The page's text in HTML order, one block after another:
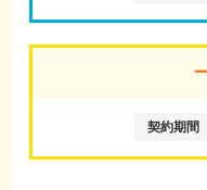
契約期間